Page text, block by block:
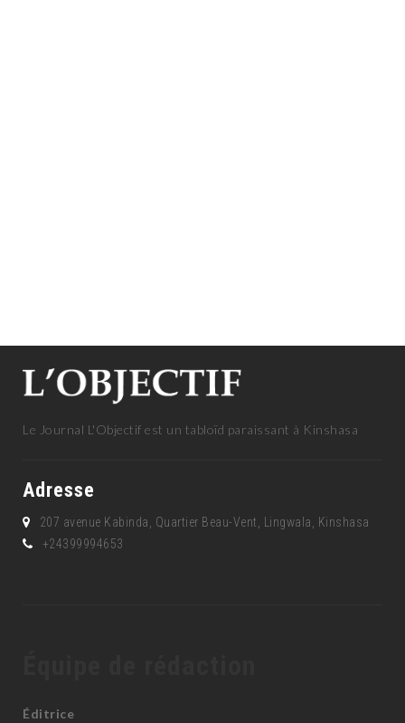
Le Journal L'Objectif est un tabloïd paraissant à Kinshasa
Adresse
207 avenue Kabinda, Quartier Beau-Vent, Lingwala, Kinshasa
+24399994653
Éditrice